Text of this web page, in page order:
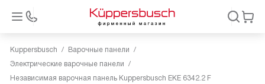
Kuppersbusch
Варочные панели
Электрические варочные панели
Независимая варочная панель Kuppersbusch EKE 6342.2 F